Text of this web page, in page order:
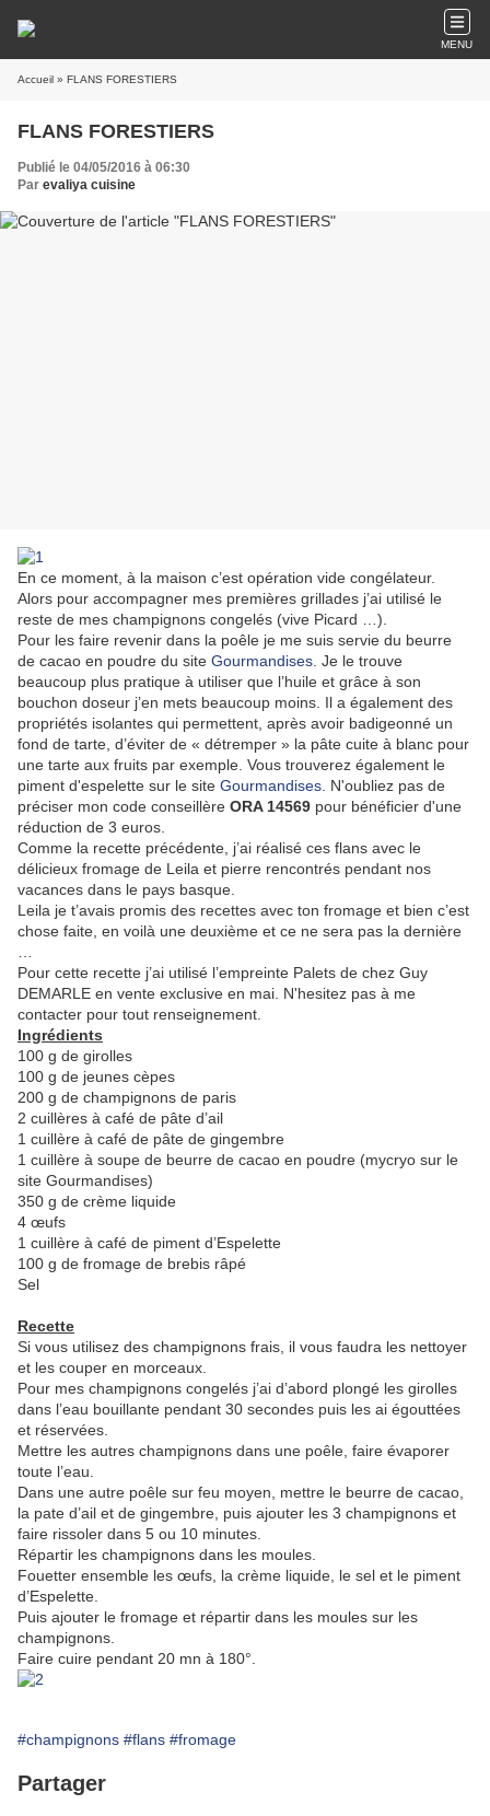
MENU
Accueil » FLANS FORESTIERS
FLANS FORESTIERS
Publié le 04/05/2016 à 06:30
Par evaliya cuisine
En ce moment, à la maison c’est opération vide congélateur.
Alors pour accompagner mes premières grillades j’ai utilisé le
reste de mes champignons congelés (vive Picard …).
Pour les faire revenir dans la poêle je me suis servie du beurre
de cacao en poudre du site Gourmandises . Je le trouve
beaucoup plus pratique à utiliser que l’huile et grâce à son
bouchon doseur j’en mets beaucoup moins. Il a également des
propriétés isolantes qui permettent, après avoir badigeonné un
fond de tarte, d’éviter de « détremper » la pâte cuite à blanc pour
une tarte aux fruits par exemple. Vous trouverez également le
piment d'espelette sur le site Gourmandises. N'oubliez pas de
préciser mon code conseillère ORA 14569 pour bénéficier d'une
réduction de 3 euros.
Comme la recette précédente, j’ai réalisé ces flans avec le
délicieux fromage de Leila et pierre rencontrés pendant nos
vacances dans le pays basque.
Leila je t’avais promis des recettes avec ton fromage et bien c’est
chose faite, en voilà une deuxième et ce ne sera pas la dernière
Pour cette recette j’ai utilisé l’empreinte Palets de chez Guy
DEMARLE en vente exclusive en mai. N'hesitez pas à me
contacter pour tout renseignement.
Ingrédients
100 g de girolles
100 g de jeunes cèpes
200 g de champignons de paris
2 cuillères à café de pâte d’ail
1 cuillère à café de pâte de gingembre
1 cuillère à soupe de beurre de cacao en poudre (mycryo sur le
site Gourmandises)
350 g de crème liquide
4 œufs
1 cuillère à café de piment d’Espelette
100 g de fromage de brebis râpé
Sel
Recette
Si vous utilisez des champignons frais, il vous faudra les nettoyer
et les couper en morceaux.
Pour mes champignons congelés j’ai d’abord plongé les girolles
dans l’eau bouillante pendant 30 secondes puis les ai égouttées
et réservées.
Mettre les autres champignons dans une poêle, faire évaporer
toute l’eau.
Dans une autre poêle sur feu moyen, mettre le beurre de cacao,
la pate d’ail et de gingembre, puis ajouter les 3 champignons et
faire rissoler dans 5 ou 10 minutes.
Répartir les champignons dans les moules.
Fouetter ensemble les œufs, la crème liquide, le sel et le piment
d’Espelette.
Puis ajouter le fromage et répartir dans les moules sur les
champignons.
Faire cuire pendant 20 mn à 180°.
#champignons #flans #fromage
Partager